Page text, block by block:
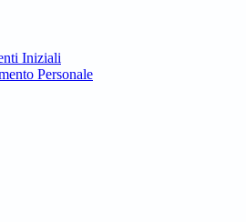
Iniziali
Personale